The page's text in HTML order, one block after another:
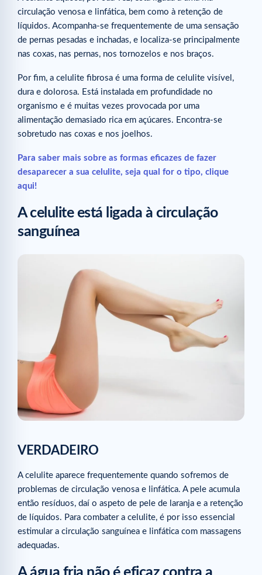
circulação venosa e linfática, bem como à retenção de
líquidos. Acompanha-se frequentemente de uma sensação
de pernas pesadas e inchadas, e localiza-se principalmente
nas coxas, nas pernas, nos tornozelos e nos braços.
Por fim, a celulite fibrosa é uma forma de celulite visível,
dura e dolorosa. Está instalada em profundidade no
organismo e é muitas vezes provocada por uma
alimentação demasiado rica em açúcares. Encontra-se
sobretudo nas coxas e nos joelhos.
Para saber mais sobre as formas eficazes de fazer
desaparecer a sua celulite, seja qual for o tipo, clique
aqui!
A celulite está ligada à circulação
sanguínea
VERDADEIRO
A celulite aparece frequentemente quando sofremos de
problemas de circulação venosa e linfática. A pele acumula
então resíduos, daí o aspeto de pele de laranja e a retenção
de líquidos. Para combater a celulite, é por isso essencial
estimular a circulação sanguínea e linfática com massagens
adequadas.